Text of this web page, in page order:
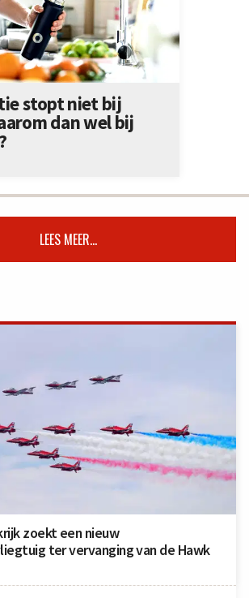
stopt niet bij
dan wel bij
LEES MEER...
zoekt een nieuw
ter vervanging van de Hawk